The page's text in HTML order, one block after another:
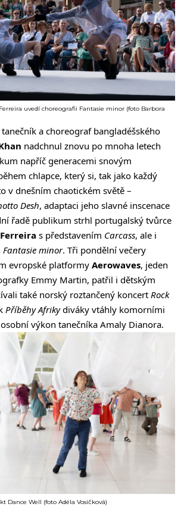
uvedl choreografii Fantasie minor (foto Barbora
a choreograf bangladéšského
nadchnul znovu po mnoha letech
napříč generacemi snovým
chlapce, který si, tak jako každý
v dnešním chaotickém světě –
Desh, adaptaci jeho slavné inscenace
řadě publikum strhl portugalský tvůrce
s představením Carcass, ale i
Fantasie minor. Tři pondělní večery
evropské platformy Aerowaves, jeden
Emmy Martin, patřil i dětským
také norský roztančený koncert Rock
Příběhy Afrikydiváky vtáhly komorními
výkon tanečníka Amaly Dianora.
Dance Well (foto Adéla Vosičková)